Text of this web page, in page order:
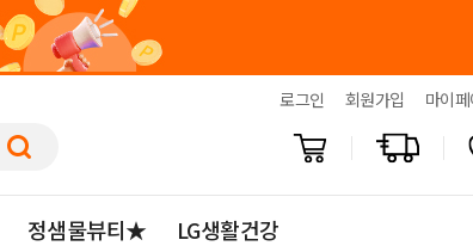
로그인 회원가입 마이
정샘물뷰티★ LG생활건강